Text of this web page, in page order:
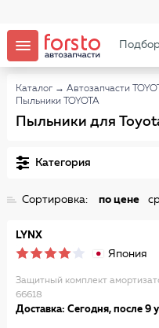
Каталог → Автозапчасти
Пыльники TOYOTA
Пыльники для
Категория
Сортировка: по цене
LYNX
Япония
Защитный комплект
66618
Доставка: Сегодня, после 9